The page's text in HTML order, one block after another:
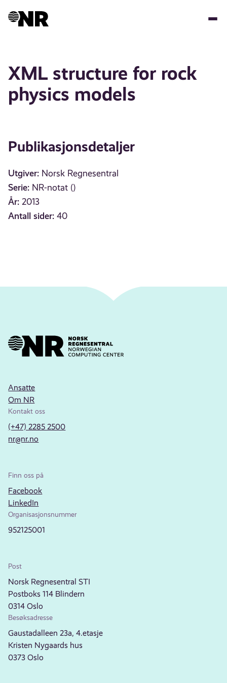
XML structure for rock
physics models
Publikasjonsdetaljer
Utgiver: Norsk Regnesentral
Serie: NR-notat ()
År: 2013
Antall sider: 40
Ansatte
Om NR
Kontakt oss
(+47) 2285 2500
nr@nr.no
Finn oss på
Facebook
LinkedIn
Organisasjonsnummer
952125001
Post
Norsk Regnesentral STI
Postboks 114 Blindern
0314 Oslo
Besøksadresse
Gaustadalleen 23a, 4.etasje
Kristen Nygaards hus
0373 Oslo